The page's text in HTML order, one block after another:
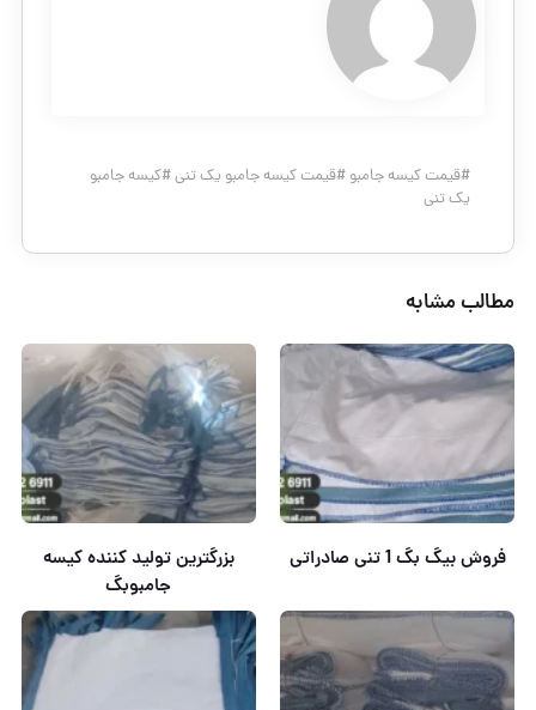
#قیمت کیسه جامبو #قیمت کیسه جامبو یک تنی#کیسه جامبو
یک تنی
مطالب مشابه
فروش بیگ بگ 1 تنی صادراتی
بزرگترین تولید کننده کیسه
جامبوبگ